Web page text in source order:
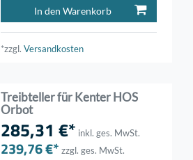
In den Warenkorb
*zzgl.Versandkosten
Treibteller für Kenter HOS
Orbot
285,31 €* inkl. ges. MwSt.
239,76 €* zzgl. ges. MwSt.